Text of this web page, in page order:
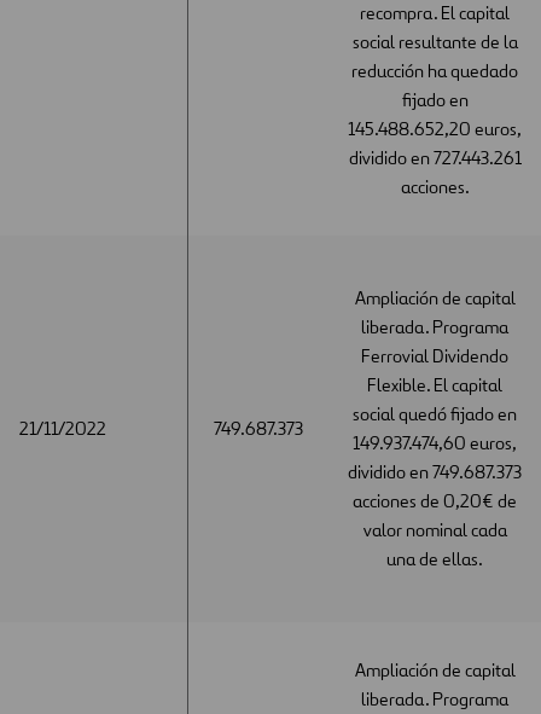
21/11/2022
recompra. El capital
social resultante de la
reducción ha quedado
fijado en
145.488.652,20 euros,
dividido en 727.443.261
acciones.
21/11/2022 749.687.373
Ampliación de capital
liberada. Programa
Ferrovial Dividendo
Flexible. El capital
social quedó fijado en
149.937.474,60 euros,
dividido en 749.687.373
acciones de 0,20€ de
valor nominal cada
una de ellas.
Ampliación de capital
liberada. Programa